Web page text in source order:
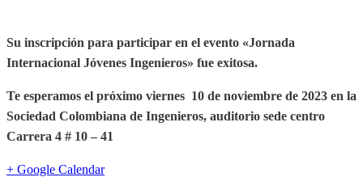
Su inscripción para participar en el evento «Jornada
Internacional Jóvenes Ingenieros» fue exitosa.
Te esperamos el próximo viernes 10 de noviembre de 2023 en la
Sociedad Colombiana de Ingenieros, auditorio sede centro
Carrera 4 # 10 – 41
+ Google Calendar